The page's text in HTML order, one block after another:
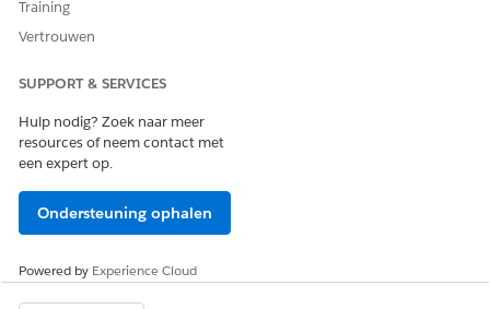
Geplande serviceafspraken verzenden naar uw mobiele
ZIE OOK:
Agentforce voor Field Service Dispatchers
Laat ons weten wat we kunnen doen om te verbeteren!
Training
Vertrouwen
SUPPORT & SERVICES
Hulp nodig? Zoek naar meer
resources of neem contact met
een expert op.
Ondersteuning ophalen
Powered by Experience Cloud